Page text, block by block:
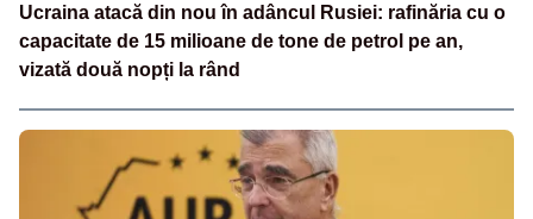
Ucraina atacă din nou în adâncul Rusiei: rafinăria cu o
capacitate de 15 milioane de tone de petrol pe an,
vizată două nopți la rând